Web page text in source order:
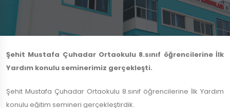
Şehit Mustafa Çuhadar Ortaokulu 8.sınıf öğrencilerine İlk
Yardım konulu seminerimiz gerçekleşti.
Şehit Mustafa Çuhadar Ortaokulu 8.sınıf öğrencilerine İlk Yardım
konulu eğitim semineri gerçekleştirdik.